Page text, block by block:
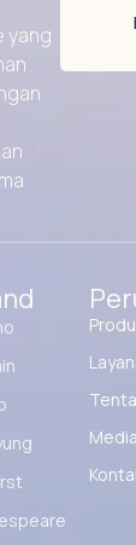
yang
Media